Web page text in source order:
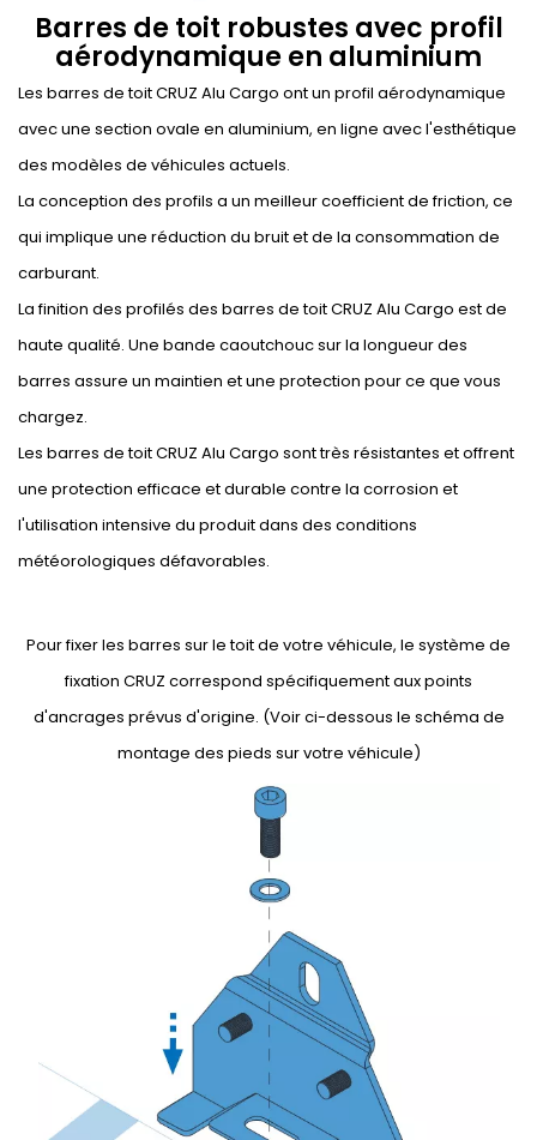
Barres de toit robustes avec profil
aérodynamique en aluminium
Les barres de toit CRUZ Alu Cargo ont un profil aérodynamique
avec une section ovale en aluminium, en ligne avec l'esthétique
des modèles de véhicules actuels.
La conception des profils a un meilleur coefficient de friction, ce
qui implique une réduction du bruit et de la consommation de
carburant.
La finition des profilés des barres de toit CRUZ Alu Cargo est de
haute qualité. Une bande caoutchouc sur la longueur des
barres assure un maintien et une protection pour ce que vous
chargez.
Les barres de toit CRUZ Alu Cargo sont très résistantes et offrent
une protection efficace et durable contre la corrosion et
l'utilisation intensive du produit dans des conditions
météorologiques défavorables.
Pour fixer les barres sur le toit de votre véhicule, le système de
fixation CRUZ correspond spécifiquement aux points
d'ancrages prévus d'origine. (Voir ci-dessous le schéma de
montage des pieds sur votre véhicule)